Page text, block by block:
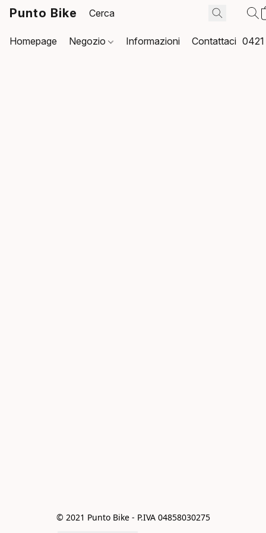
Punto Bike
Homepage Negozio Informazioni Contattaci
© 2021 Punto Bike - P.IVA 04858030275